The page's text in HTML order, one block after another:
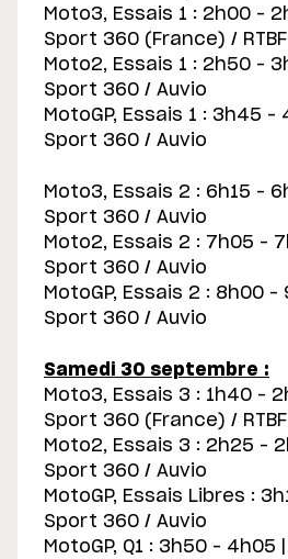
Moto3, Essais 1 : 2h00 –
Sport 360 (France) /
Moto2, Essais 1 : 2h50 –
Sport 360 / Auvio
MotoGP, Essais 1 : 3h45 –
Sport 360 / Auvio
Moto3, Essais 2 : 6h15 –
Sport 360 / Auvio
Moto2, Essais 2 : 7h05 –
Sport 360 / Auvio
MotoGP, Essais 2 : 8h00 –
Sport 360 / Auvio
Samedi 30 septembre :
Moto3, Essais 3 : 1h40 –
Sport 360 (France) /
Moto2, Essais 3 : 2h25 –
Sport 360 / Auvio
MotoGP, Essais Libres :
Sport 360 / Auvio
MotoGP, Q1 : 3h50 – 4h05